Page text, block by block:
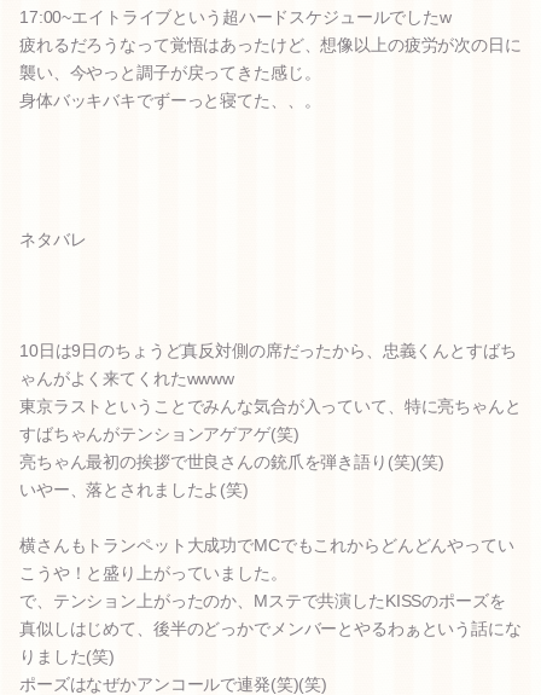
17:00~エイトライブという超ハードスケジュールでしたw
疲れるだろうなって覚悟はあったけど、想像以上の疲労が次の日に
襲い、今やっと調子が戻ってきた感じ。
身体バッキバキでずーっと寝てた、、。
ネタバレ
10日は9日のちょうど真反対側の席だったから、忠義くんとすばち
ゃんがよく来てくれたwwww
東京ラストということでみんな気合が入っていて、特に亮ちゃんと
すばちゃんがテンションアゲアゲ(笑)
亮ちゃん最初の挨拶で世良さんの銃爪を弾き語り(笑)(笑)
いやー、落とされましたよ(笑)
横さんもトランペット大成功でMCでもこれからどんどんやってい
こうや！と盛り上がっていました。
で、テンション上がったのか、Mステで共演したKISSのポーズを
真似しはじめて、後半のどっかでメンバーとやるわぁという話にな
りました(笑)
ポーズはなぜかアンコールで連発(笑)(笑)